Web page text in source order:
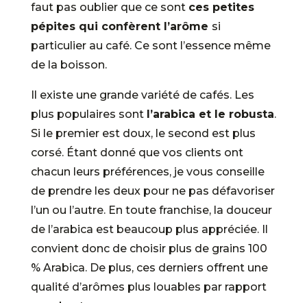
faut pas oublier que ce sont ces petites
pépites qui confèrent l’arôme si
particulier au café. Ce sont l’essence même
de la boisson.
Il existe une grande variété de cafés. Les
plus populaires sont l’arabica et le robusta.
Si le premier est doux, le second est plus
corsé. Étant donné que vos clients ont
chacun leurs préférences, je vous conseille
de prendre les deux pour ne pas défavoriser
l’un ou l’autre. En toute franchise, la douceur
de l’arabica est beaucoup plus appréciée. Il
convient donc de choisir plus de grains 100
% Arabica. De plus, ces derniers offrent une
qualité d’arômes plus louables par rapport